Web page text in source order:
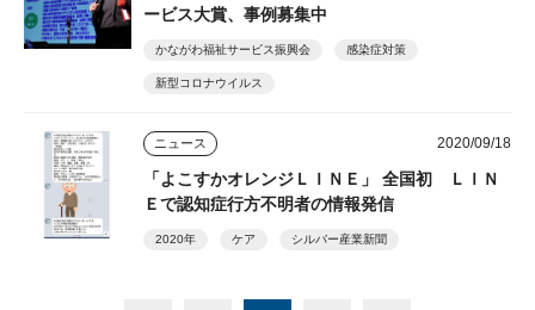
ービス大賞、事例募集中
かながわ福祉サービス振興会 感染症対策
新型コロナウイルス
ニュース 2020/09/18
「よこすかオレンジＬＩＮＥ」 全国初 ＬＩＮ
Ｅで認知症行方不明者の情報発信
2020年 ケア シルバー産業新聞